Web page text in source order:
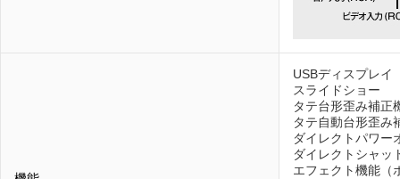
USBディスプレイ
スライドショー
タテ台形歪み補正
タテ自動台形歪み
ダイレクトパワー
ダイレクトシャッ
エフェクト機能（